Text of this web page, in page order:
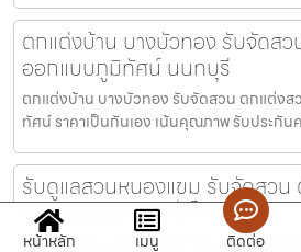
ตกแต่งบ้าน บางบัวทอง รับจัดส
ออกแบบภูมิทัศน์ นนทบุรี
ตกแต่งบ้าน บางบัวทอง รับจัดสวน ตกแต่ง
ทัศน์ ราคาเป็นกันเอง เน้นคุณภาพ รับประกั
รับดูแลสวนหนองแขม รับจัดสวน
ออกแบบภูมิทัศน์ ทั่วไทย
รับดูแลสวนหนองแขม รับจัดสวน ตกแต่งส
หน้าหลัก เมนู ติดต่อ